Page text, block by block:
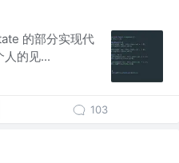
的部分实现代
人的见...
103